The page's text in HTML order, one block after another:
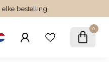
elke bestelling
0